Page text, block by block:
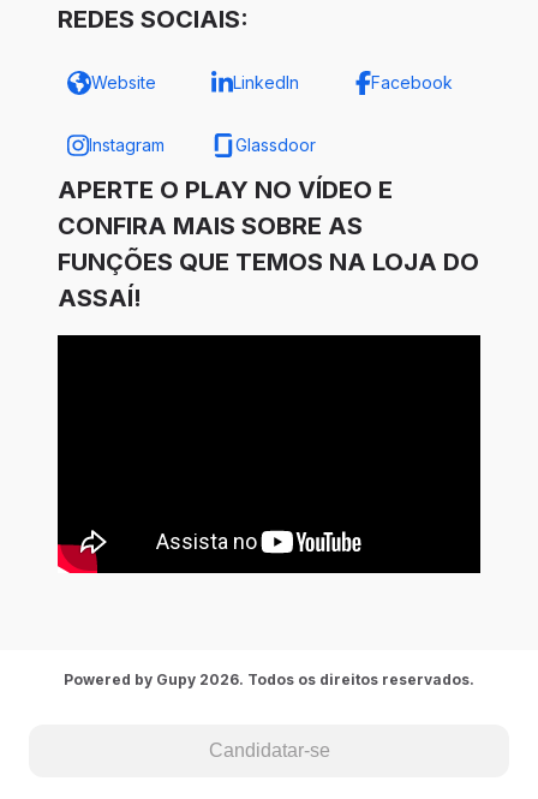
REDES SOCIAIS:
Website LinkedIn Facebook
Instagram Glassdoor
APERTE O PLAY NO VÍDEO E
CONFIRA MAIS SOBRE AS
FUNÇÕES QUE TEMOS NA LOJA DO
ASSAÍ!
Candidatar-se
Powered by Gupy 2026. Todos os direitos reservados.